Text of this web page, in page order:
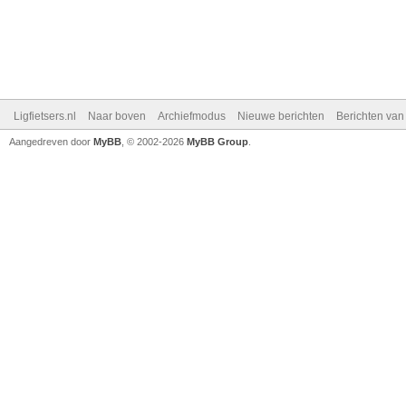
Ligfietsers.nl Naar boven Archiefmodus Nieuwe berichten Berichten
Aangedreven door MyBB , © 2002-2026 MyBB Group